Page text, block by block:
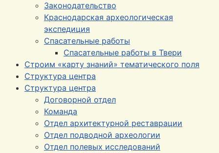
Законодательство
Краснодарская археологическая
экспедиция
Спасательные работы
Спасательные работы в Твери
Строим «карту знаний» тематического поля
Структура центра
Структура центра
Договорной отдел
Команда
Отдел архитектурной реставрации
Отдел подводной археологии
Отдел полевых исследований